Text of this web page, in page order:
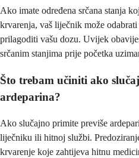
Ako imate određena srčana stanja
krvarenja, vaš liječnik može
prilagoditi vašu dozu. Uvijek
srčanim stanjima prije početka
Što trebam učiniti ako
ardeparina?
Ako slučajno primite previše
liječniku ili hitnoj službi.
krvarenje koje zahtijeva hitnu